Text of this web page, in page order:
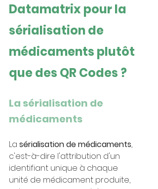
Datamatrix pour la
sérialisation de
médicaments plutôt
que des QR Codes ?
La sérialisation de
médicaments
La sérialisation de médicaments,
c'est-à-dire l'attribution d'un
identifiant unique à chaque
unité de médicament produite,